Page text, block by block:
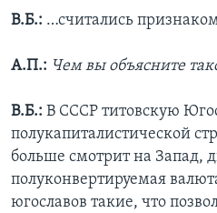
В.Б.: …считались
А.П.: Чем вы объясните
В.Б.: В СССР титовскую
полукапиталистической
больше смотрит на Запад,
полуконвертируемая
югославов такие, что